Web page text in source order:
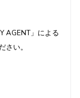
AGENT」による
い。